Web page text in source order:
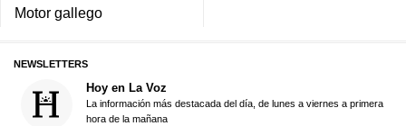
Motor gallego
NEWSLETTERS
Hoy en La Voz
La información más destacada del día, de lunes a viernes a primera
hora de la mañana